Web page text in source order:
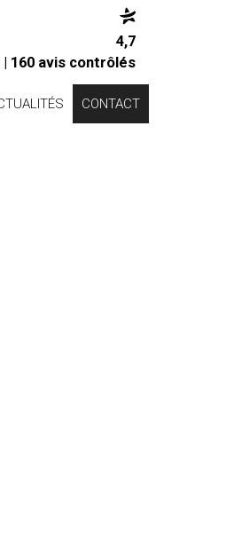
4,7
| 160 avis contrôlés
CONTACT